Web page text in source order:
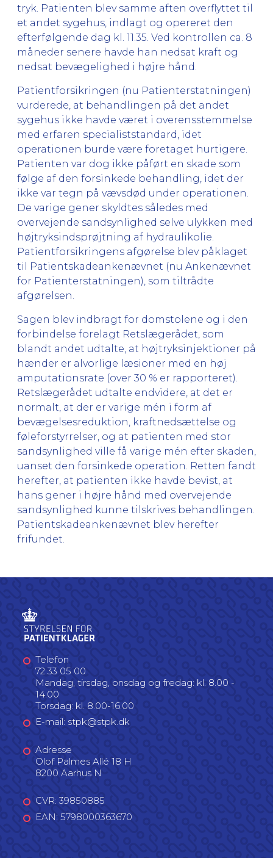
tryk. Patienten blev samme aften overflyttet til
et andet sygehus, indlagt og opereret den
efterfølgende dag kl. 11.35. Ved kontrollen ca. 8
måneder senere havde han nedsat kraft og
nedsat bevægelighed i højre hånd.
Patientforsikringen (nu Patienterstatningen)
vurderede, at behandlingen på det andet
sygehus ikke havde været i overensstemmelse
med erfaren specialiststandard, idet
operationen burde være foretaget hurtigere.
Patienten var dog ikke påført en skade som
følge af den forsinkede behandling, idet der
ikke var tegn på vævsdød under operationen.
De varige gener skyldtes således med
overvejende sandsynlighed selve ulykken med
højtryksindsprøjtning af hydraulikolie.
Patientforsikringens afgørelse blev påklaget
til Patientskadeankenævnet (nu Ankenævnet
for Patienterstatningen), som tiltrådte
afgørelsen.
Sagen blev indbragt for domstolene og i den
forbindelse forelagt Retslægerådet, som
blandt andet udtalte, at højtryksinjektioner på
hænder er alvorlige læsioner med en høj
amputationsrate (over 30 % er rapporteret).
Retslægerådet udtalte endvidere, at det er
normalt, at der er varige mén i form af
bevægelsesreduktion, kraftnedsættelse og
føleforstyrrelser, og at patienten med stor
sandsynlighed ville få varige mén efter skaden,
uanset den forsinkede operation. Retten fandt
herefter, at patienten ikke havde bevist, at
hans gener i højre hånd med overvejende
sandsynlighed kunne tilskrives behandlingen.
Patientskadeankenævnet blev herefter
frifundet.
Telefon
72 33 05 00
Mandag, tirsdag, onsdag og fredag: kl. 8.00 -
14.00
Torsdag: kl. 8.00-16.00
E-mail: stpk@stpk.dk
Adresse
Olof Palmes Allé 18 H
8200 Aarhus N
CVR: 39850885
EAN: 5798000363670